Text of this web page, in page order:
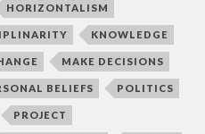
HORIZONTALISM
KNOWLEDGE
MAKE DECISIONS
BELIEFS POLITICS
PROJECT